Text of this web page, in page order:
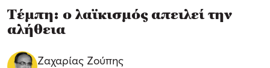
Τέμπη: ο λαϊκισμός απειλεί την
αλήθεια
Ζαχαρίας Ζούπης